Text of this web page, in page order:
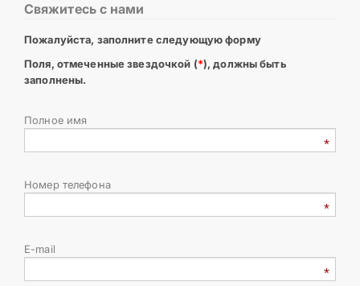
ТУРКМЕНИСТАН
МИД
КОНТАКТНЫЕ ДАННЫЕ
Свяжитесь с нами
Пожалуйста, заполните следующую форму
Поля, отмеченные звездочкой (*), должны быть
заполнены.
Полное имя
Номер телефона
E-mail